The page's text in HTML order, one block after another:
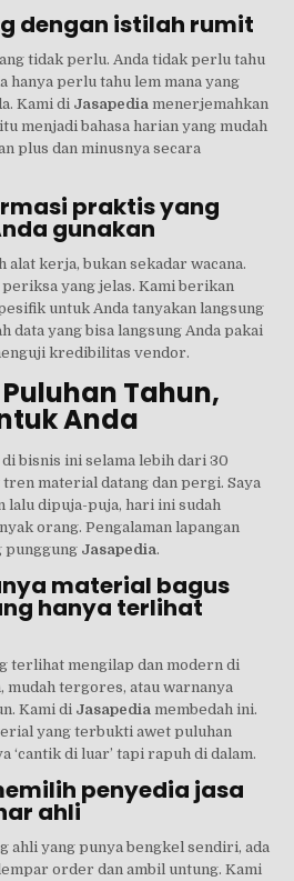
dengan istilah rumit
tidak perlu. Anda tidak perlu tahu
hanya perlu tahu lem mana yang
Kami di Jasapedia menerjemahkan
menjadi bahasa harian yang mudah
plus dan minusnya secara
praktis yang
gunakan
kerja, bukan sekadar wacana.
yang jelas. Kami berikan
untuk Anda tanyakan langsung
data yang bisa langsung Anda pakai
kredibilitas vendor.
Tahun,
Anda
bisnis ini selama lebih dari 30
tren material datang dan pergi. Saya
lalu dipuja-puja, hari ini sudah
orang. Pengalaman lapangan
punggung Jasapedia.
material bagus
hanya terlihat
terlihat mengilap dan modern di
tergores, atau warnanya
Kami di Jasapedia membedah ini.
yang terbukti awet puluhan
‘cantik di luar’ tapi rapuh di dalam.
penyedia jasa
ahli
ahli yang punya bengkel sendiri, ada
order dan ambil untung. Kami